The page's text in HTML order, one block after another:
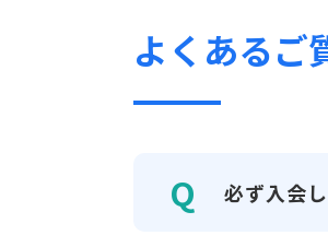
よくあるご
必ず入会